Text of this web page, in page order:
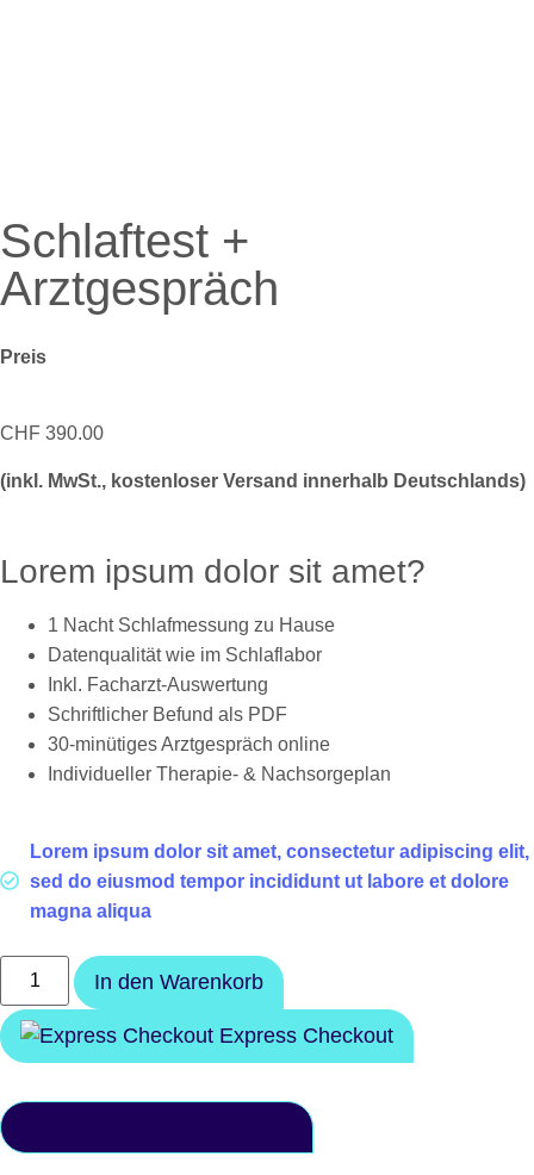
Schlaftest +
Arztgespräch
Preis
CHF 390.00
(inkl. MwSt., kostenloser Versand innerhalb Deutschlands)
Lorem ipsum dolor sit amet?
1 Nacht Schlafmessung zu Hause
Datenqualität wie im Schlaflabor
Inkl. Facharzt-Auswertung
Schriftlicher Befund als PDF
30-minütiges Arztgespräch online
Individueller Therapie- & Nachsorgeplan
Lorem ipsum dolor sit amet, consectetur adipiscing elit,
sed do eiusmod tempor incididunt ut labore et dolore
magna aliqua
In den Warenkorb
Express Checkout